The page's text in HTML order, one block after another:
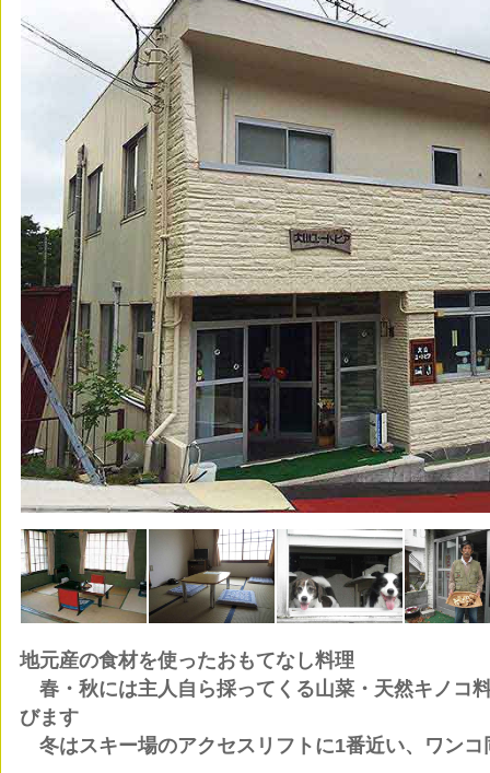
地元産の食材を使ったおもてなし料理
春・秋には主人自ら採ってくる山菜・天然キノコ
びます
冬はスキー場のアクセスリフトに1番近い、ワンコ